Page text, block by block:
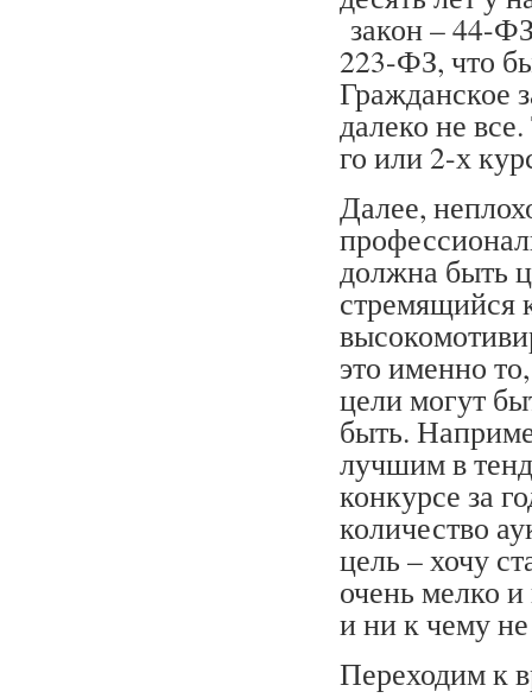
закон – 44-
223-ФЗ, что
Гражданское
далеко не
го или 2-х
Далее,
должна быть
стремящийся
это именно
цели могут
быть.
лучшим в
конкурсе за
количество
цель – хочу
очень мелко
и ни к чему
Переходим к